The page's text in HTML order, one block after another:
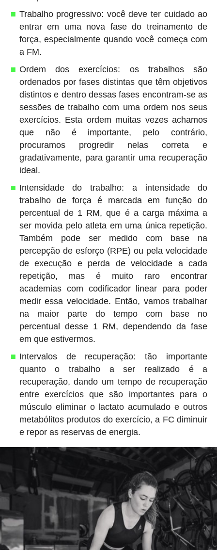
Trabalho progressivo: você deve ter cuidado ao
entrar em uma nova fase do treinamento de
força, especialmente quando você começa com
a FM.
Ordem dos exercícios: os trabalhos são
ordenados por fases distintas que têm objetivos
distintos e dentro dessas fases encontram-se as
sessões de trabalho com uma ordem nos seus
exercícios. Esta ordem muitas vezes achamos
que não é importante, pelo contrário,
procuramos progredir nelas correta e
gradativamente, para garantir uma recuperação
ideal.
Intensidade do trabalho: a intensidade do
trabalho de força é marcada em função do
percentual de 1 RM, que é a carga máxima a
ser movida pelo atleta em uma única repetição.
Também pode ser medido com base na
percepção de esforço (RPE) ou pela velocidade
de execução e perda de velocidade a cada
repetição, mas é muito raro encontrar
academias com codificador linear para poder
medir essa velocidade. Então, vamos trabalhar
na maior parte do tempo com base no
percentual desse 1 RM, dependendo da fase
em que estivermos.
Intervalos de recuperação: tão importante
quanto o trabalho a ser realizado é a
recuperação, dando um tempo de recuperação
entre exercícios que são importantes para o
músculo eliminar o lactato acumulado e outros
metabólitos produtos do exercício, a FC diminuir
e repor as reservas de energia.